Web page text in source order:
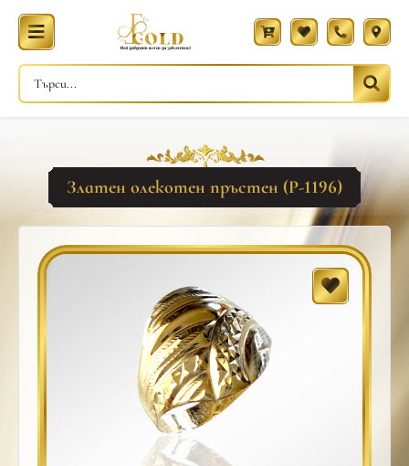
Златен олекотен пръстен (Р-1196)